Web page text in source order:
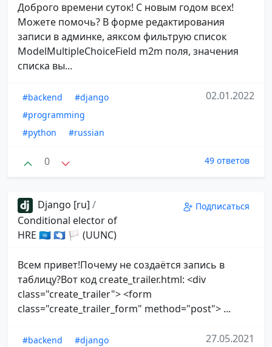
Доброго времени суток! С новым годом всех!
Можете помочь? В форме редактирования
записи в админке, аяксом фильтрую список
ModelMultipleChoiceField m2m поля, значения
списка вы...
#backend
#django
#programming
#python
#russian
02.01.2022
0 49 ответов
Django [ru] /
Conditional elector of
HRE 🇺🇳 🇦🇶 🏳 (UUNC)
Подписаться
Всем привет!Почему не создаётся запись в
таблицу?Вот код create_trailer.html: <div
class="create_trailer"> <form
class="create_trailer_form" method="post"> ...
#backend
#django
27.05.2021